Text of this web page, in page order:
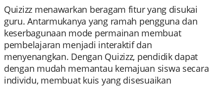
Quizizz menawarkan beragam fitur yang disukai
guru. Antarmukanya yang ramah pengguna dan
keserbagunaan mode permainan membuat
pembelajaran menjadi interaktif dan
menyenangkan. Dengan Quizizz, pendidik dapat
dengan mudah memantau kemajuan siswa secara
individu, membuat kuis yang disesuaikan